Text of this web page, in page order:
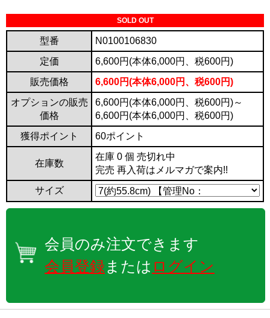
SOLD OUT
型番
N0100106830
定価
6,600円(本体6,000円、税600円)
販売価格
6,600円(本体6,000円、税600円)
オプションの販売
価格
6,600円(本体6,000円、税600円)～
6,600円(本体6,000円、税600円)
獲得ポイント
60ポイント
在庫数
在庫 0 個 売切れ中
完売 再入荷はメルマガで案内!!
サイズ
会員のみ注文できます
会員登録または ログイン